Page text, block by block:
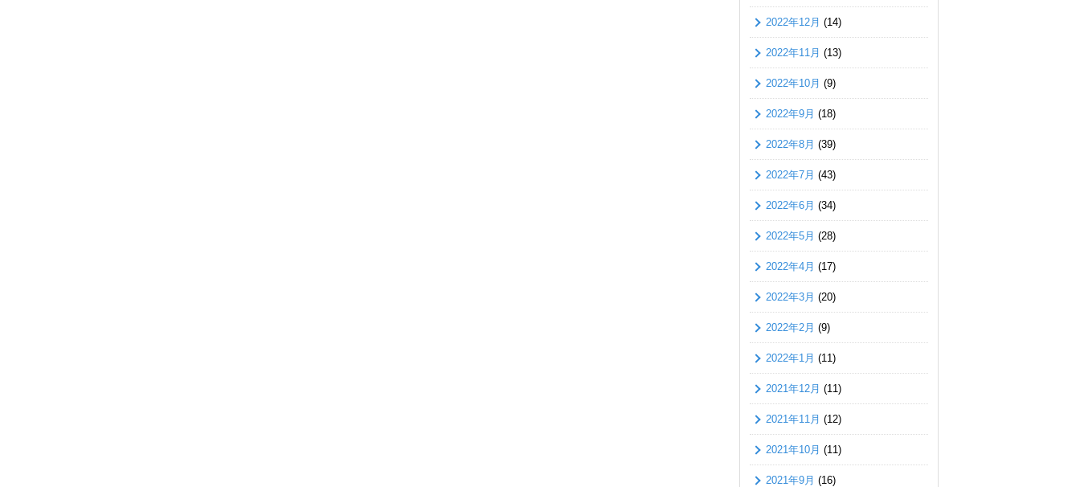
2022年12月 (14)
2022年11月 (13)
2022年10月 (9)
2022年9月 (18)
2022年8月 (39)
2022年7月 (43)
2022年6月 (34)
2022年5月 (28)
2022年4月 (17)
2022年3月 (20)
2022年2月 (9)
2022年1月 (11)
2021年12月 (11)
2021年11月 (12)
2021年10月 (11)
2021年9月 (16)